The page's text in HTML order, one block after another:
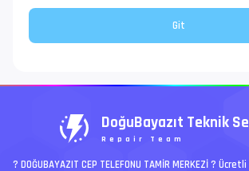
DoğuBayazıt Teknik
Repair Team
? DOĞUBAYAZIT CEP TELEFONU TAMİR MERKEZİ ?️